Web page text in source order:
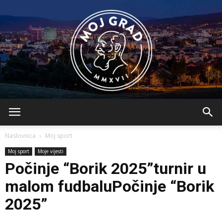
Naslovnica Moj sport
Moj sport Moje vijesti
Počinje “Borik 2025”turnir u
malom fudbaluPočinje “Borik
2025”